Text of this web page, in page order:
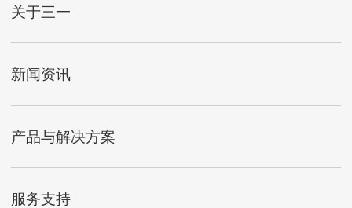
关于三一
新闻资讯
产品与解决方案
服务支持